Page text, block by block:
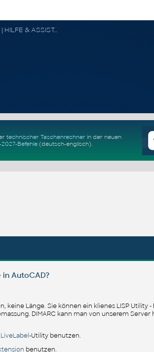
CAD FORUM - TIPPS & TRICKS | UTILITIES | DISKUSSION | BLÖCKE | SUPPORT | HILFE & ASSISTANCE
technischer Taschenrechner in der neuen
Befehle(deutsch-englisch).
AutoCAD?
keine Länge. Sie können ein klienes LISP Utility -
DIMARC kann man von unserem Server
LiveLabel-Utility benutzen.
benutzen.